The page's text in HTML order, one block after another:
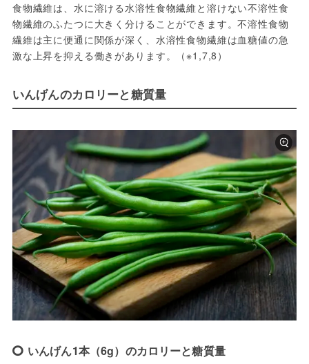
食物繊維は、水に溶ける水溶性食物繊維と溶けない不溶性食
物繊維のふたつに大きく分けることができます。不溶性食物
繊維は主に便通に関係が深く、水溶性食物繊維は血糖値の急
激な上昇を抑える働きがあります。（※1,7,8）
いんげんのカロリーと糖質量
いんげん1本（6g）のカロリーと糖質量